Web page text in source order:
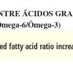
ÁCIDOS
6/Ômega-3)
fatty acid ratio